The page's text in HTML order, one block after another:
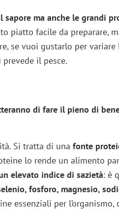
ma anche le grandi
piatto facile da preparare,
se vuoi gustarlo per variare
il pesce.
di fare il pieno di
Si tratta di una fonte
lo rende un alimento
elevato indice di sazietà: è
fosforo, magnesio,
essenziali per l’organismo,